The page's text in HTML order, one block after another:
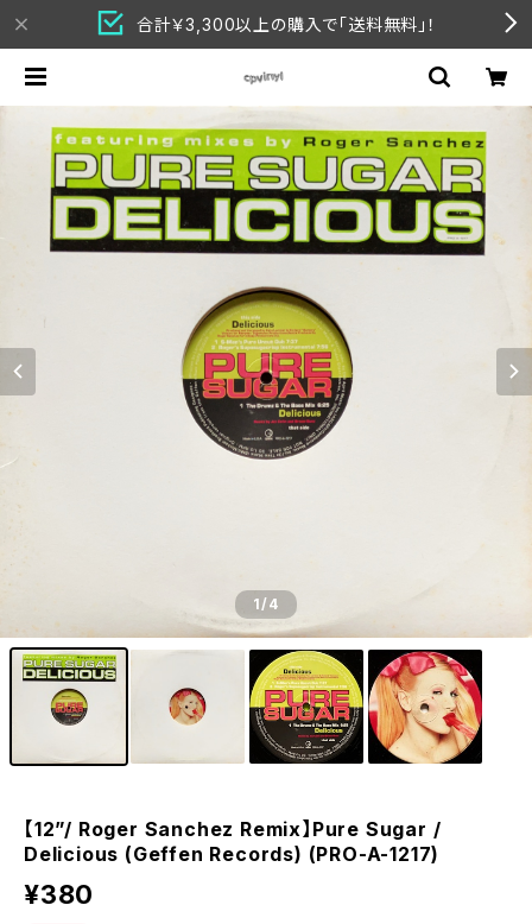
合計￥3,300以上の購入で「送料無料」！
1/4
【12”/ Roger Sanchez Remix】Pure Sugar /
Delicious (Geffen Records) (PRO-A-1217)
¥380